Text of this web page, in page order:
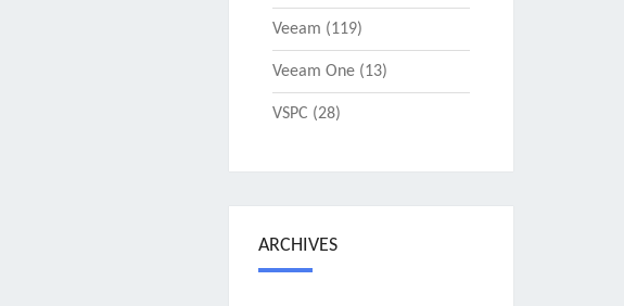
Veeam (119)
Veeam One(13)
VSPC (28)
ARCHIVES